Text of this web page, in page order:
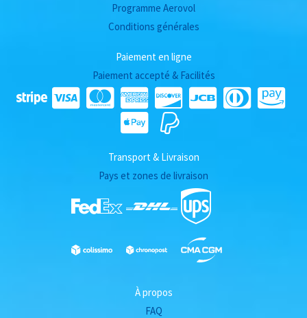
Programme Aerovol
Conditions générales
Paiement en ligne
Paiement accepté & Facilités
Transport & Livraison
Pays et zones de livraison
À propos
FAQ